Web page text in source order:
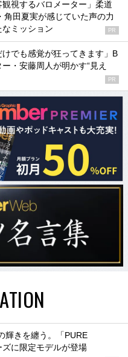
観視するバロメーター」柔道
角田夏実が感じていた声の力
なミッション
PR
けでも感覚が狂ってきます」B
・安藤周人が明かす“見え
PR
輝きを纏う。「PURE
に限定モデルが登場